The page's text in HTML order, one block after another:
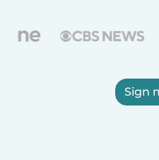
Sign